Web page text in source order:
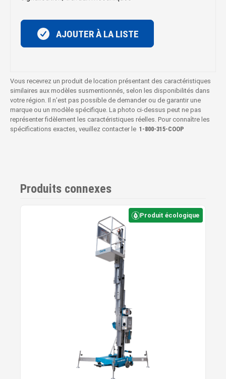
AJOUTER À LA LISTE
Vous recevrez un produit de location présentant des caractéristiques
similaires aux modèles susmentionnés, selon les disponibilités dans
votre région. Il n’est pas possible de demander ou de garantir une
marque ou un modèle spécifique. La photo ci-dessus peut ne pas
représenter fidèlement les caractéristiques réelles. Pour connaître les
spécifications exactes, veuillez contacter le 1‑800‑315‑COOP
Produits connexes
Produit écologique